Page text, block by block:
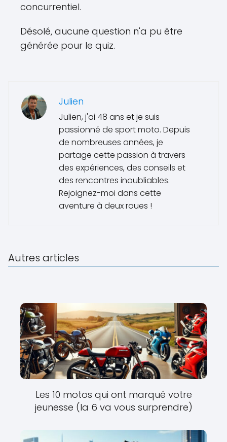
concurrentiel.
Désolé, aucune question n'a pu être
générée pour le quiz.
Julien
Julien, j'ai 48 ans et je suis
passionné de sport moto. Depuis
de nombreuses années, je
partage cette passion à travers
des expériences, des conseils et
des rencontres inoubliables.
Rejoignez-moi dans cette
aventure à deux roues !
Autres articles
Les 10 motos qui ont marqué votre
jeunesse (la 6 va vous surprendre)